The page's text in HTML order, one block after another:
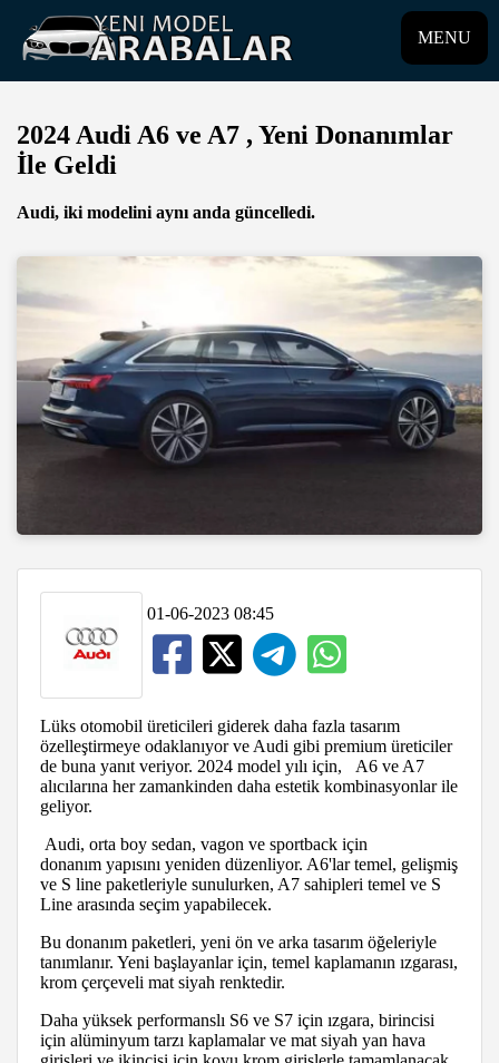
MENU
2024 Audi A6 ve A7 , Yeni Donanımlar
İle Geldi
Audi, iki modelini aynı anda güncelledi.
01-06-2023 08:45
Lüks otomobil üreticileri giderek daha fazla tasarım
özelleştirmeye odaklanıyor ve Audi gibi premium üreticiler
de buna yanıt veriyor. 2024 model yılı için, A6 ve A7
alıcılarına her zamankinden daha estetik kombinasyonlar ile
geliyor.
Audi, orta boy sedan, vagon ve sportback için
donanım yapısını yeniden düzenliyor. A6'lar temel, gelişmiş
ve S line paketleriyle sunulurken, A7 sahipleri temel ve S
Line arasında seçim yapabilecek.
Bu donanım paketleri, yeni ön ve arka tasarım öğeleriyle
tanımlanır. Yeni başlayanlar için, temel kaplamanın ızgarası,
krom çerçeveli mat siyah renktedir.
Daha yüksek performanslı S6 ve S7 için ızgara, birincisi
için alüminyum tarzı kaplamalar ve mat siyah yan hava